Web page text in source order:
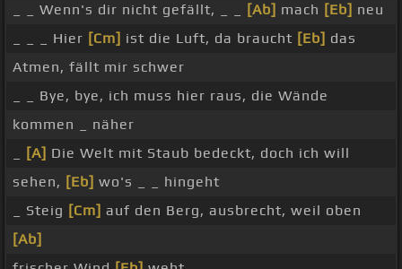
_ _ Wenn's dir nicht gefällt, _ _
[Ab] mach [Eb] neu
_ _ _ Hier [Cm] ist die Luft, da braucht [Eb] das
Atmen, fällt mir schwer
_ _ Bye, bye, ich muss hier raus, die Wände
kommen _ näher
[A] Die Welt mit Staub bedeckt, doch ich will
sehen, [Eb] wo's _ _ hingeht
_ Steig [Cm] auf den Berg, ausbrecht, weil oben
[Ab]